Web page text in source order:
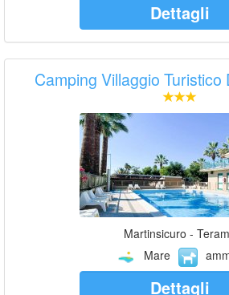
Dettagli
Camping Villaggio Turistico
Martinsicuro -
Mare
Dettagli